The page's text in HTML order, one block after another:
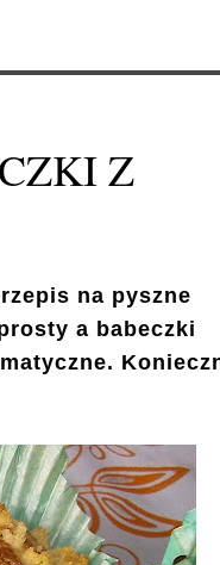
Z
na pyszne
a babeczki